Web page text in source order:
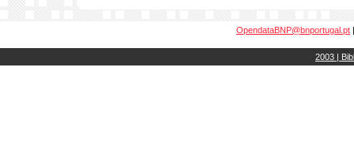
OpendataBNP@bnportugal.pt
2003 |